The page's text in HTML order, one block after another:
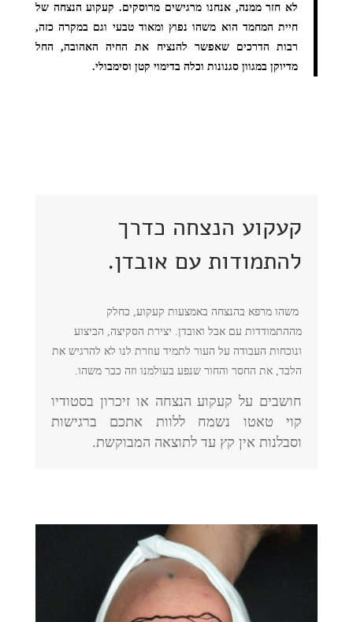
לא חזר ממנה, אנחנו מרגישים מרוסקים. קעקוע הנצחה של
חיית המחמד הוא משהו נפוץ ומאוד טבעי וגם במקרה כזה,
רבות הדרכים שאפשר להנציח את החיה האהובה, החל
מדיוקן במגוון סגנונות וכלה בדימוי קטן וסימבולי.
קעקוע הנצחה כדרך
להתמודות עם אובדן.
משהו מרפא בהנצחה באמצעות קעקוע, כחלק
מההתמודדות עם אבל ואובדן. יצירת הסקיצה, הביצוע
ונוכחות העבודה על העור לתמיד עוזרת לנו לא להרגיש את
הלבד, את החסר והחור שנפע בעולמנו וזה כבר משהו.
חושבים על קעקוע הנצחה או זיכרון בסטודיו
קוי טאטו נשמח ללוות אתכם ברגישות
וסבלנות אין קץ עד לתוצאה המבוקשת.